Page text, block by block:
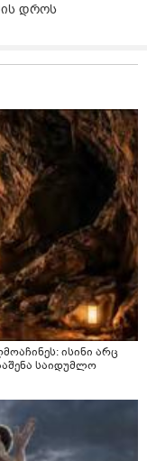
დროს
ისინი არც
საიდუმლო